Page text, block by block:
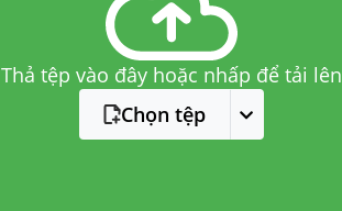
Thả tệp vào đây hoặc nhấp để tải lên
Chọn tệp